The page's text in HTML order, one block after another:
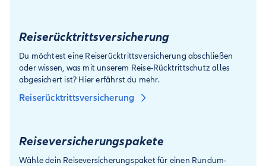
Reiserücktritts­versicherung
Du möchtest eine Reiserücktrittsversicherung abschließen
oder wissen, was mit unserem Reise-Rücktrittschutz alles
abgesichert ist? Hier erfährst du mehr.
Reiserücktrittsversicherung
Reiseversicherungspakete
Wähle dein Reiseversicherungspaket für einen Rundum-